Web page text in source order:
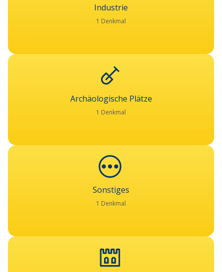
Industrie
1 Denkmal
Archäologische Plätze
1 Denkmal
Sonstiges
1 Denkmal